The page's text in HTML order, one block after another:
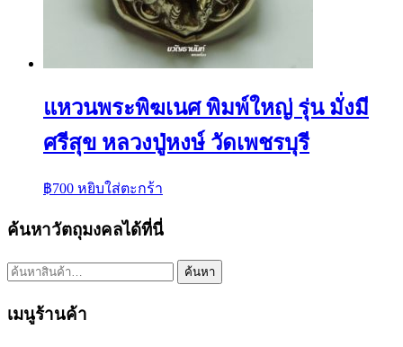
แหวนพระพิฆเนศ พิมพ์ใหญ่ รุ่น มั่งมี
ศรีสุข หลวงปู่หงษ์ วัดเพชรบุรี
฿700 หยิบใส่ตะกร้า
ค้นหาวัตถุมงคลได้ที่นี่
ค้นหา: ค้นหา
เมนูร้านค้า